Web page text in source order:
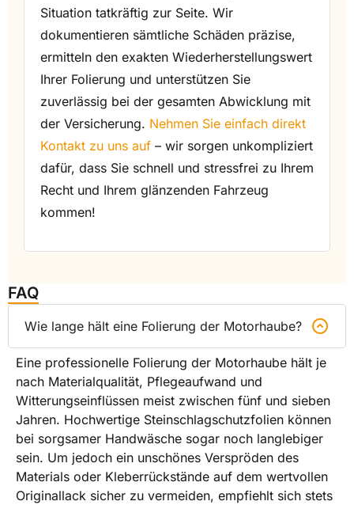
Situation tatkräftig zur Seite. Wir
dokumentieren sämtliche Schäden präzise,
ermitteln den exakten Wiederherstellungswert
Ihrer Folierung und unterstützen Sie
zuverlässig bei der gesamten Abwicklung mit
der Versicherung. Nehmen Sie einfach direkt
Kontakt zu uns auf – wir sorgen unkompliziert
dafür, dass Sie schnell und stressfrei zu Ihrem
Recht und Ihrem glänzenden Fahrzeug
kommen!
FAQ
Wie lange hält eine Folierung der Motorhaube?
Eine professionelle Folierung der Motorhaube hält je
nach Materialqualität, Pflegeaufwand und
Witterungseinflüssen meist zwischen fünf und sieben
Jahren. Hochwertige Steinschlagschutzfolien können
bei sorgsamer Handwäsche sogar noch langlebiger
sein. Um jedoch ein unschönes Verspröden des
Materials oder Kleberrückstände auf dem wertvollen
Originallack sicher zu vermeiden, empfiehlt sich stets